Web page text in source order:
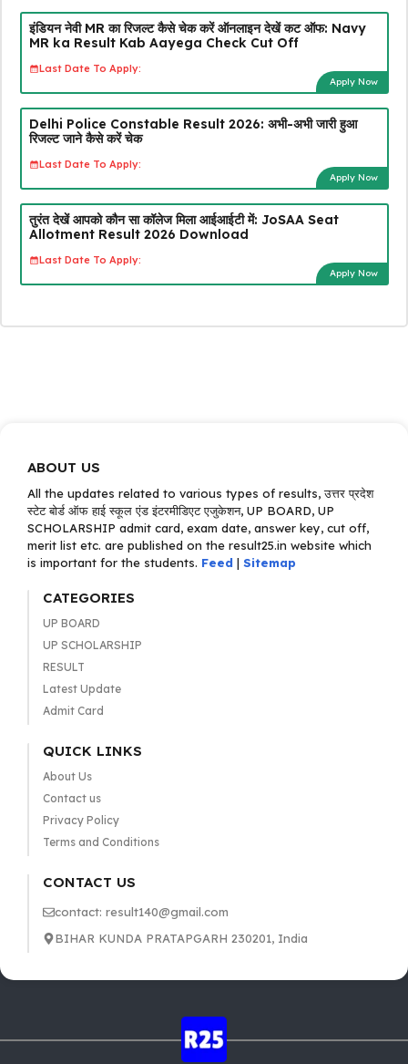
इंडियन नेवी MR का रिजल्ट कैसे चेक करें ऑनलाइन देखें कट ऑफ: Navy
MR ka Result Kab Aayega Check Cut Off
Last Date To Apply:
Apply Now
Delhi Police Constable Result 2026: अभी-अभी जारी हुआ
रिजल्ट जाने कैसे करें चेक
Last Date To Apply:
Apply Now
तुरंत देखें आपको कौन सा कॉलेज मिला आईआईटी में: JoSAA Seat
Allotment Result 2026 Download
Last Date To Apply:
Apply Now
ABOUT US
All the updates related to various types of results, उत्तर प्रदेश
स्टेट बोर्ड ऑफ हाई स्कूल एंड इंटरमीडिएट एजुकेशन, UP BOARD, UP
SCHOLARSHIP admit card, exam date, answer key, cut off,
merit list etc. are published on the result25.in website which
is important for the students. Feed | Sitemap
CATEGORIES
UP BOARD
UP SCHOLARSHIP
RESULT
Latest Update
Admit Card
QUICK LINKS
About Us
Contact us
Privacy Policy
Terms and Conditions
CONTACT US
contact: result140@gmail.com
BIHAR KUNDA PRATAPGARH 230201, India